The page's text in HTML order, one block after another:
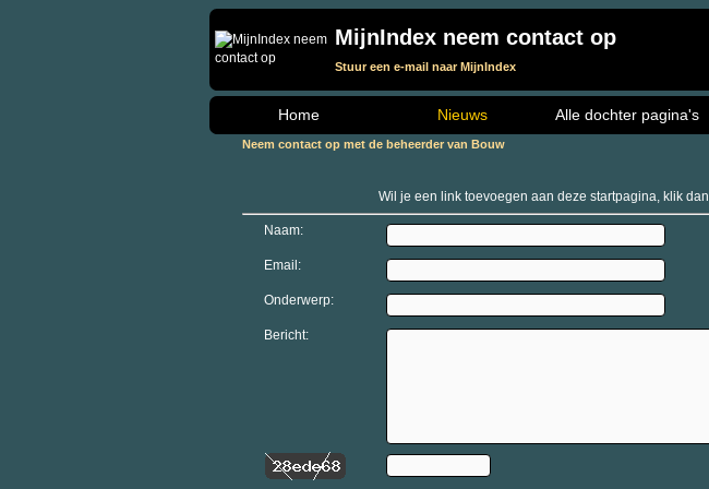
MijnIndex neem contact op
Stuur een e-mail naar MijnIndex
Home Nieuws Alle dochter pagina's
Neem contact op met de beheerder van Bouw
Wil je een link toevoegen aan deze startpagina, klik dan
Naam:
Email:
Onderwerp:
Bericht: